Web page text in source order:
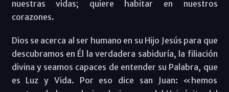
nuestras vidas; quiere habitar en nuestros
corazones.
Dios se acerca al ser humano en su Hijo Jesús para que
descubramos en Él la verdadera sabiduría, la filiación
divina y seamos capaces de entender su Palabra, que
es Luz y Vida. Por eso dice san Juan: «hemos